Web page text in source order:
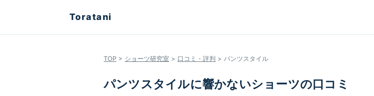
Toratani
TOP > ショーツ研究室 > 口コミ・評判 > パンツスタイル
パンツスタイルに響かないショーツの口コミ